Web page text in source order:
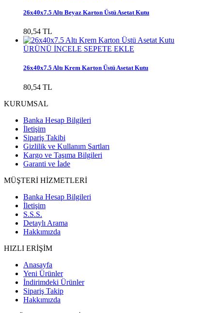
26x40x7.5 Altı Beyaz Karton Üstü Asetat Kutu
80,54 TL
ÜRÜNÜ İNCELE SEPETE EKLE
26x40x7.5 Altı Krem Karton Üstü Asetat Kutu
80,54 TL
KURUMSAL
Banka Hesap Bilgileri
İletişim
Sipariş Takibi
Gizlilik ve Kullanım Şartları
Kargo ve Taşıma Bilgileri
Garanti ve İade
MÜŞTERİ HİZMETLERİ
Banka Hesap Bilgileri
İletişim
S.S.S.
Detaylı Arama
Hakkımızda
HIZLI ERİŞİM
Anasayfa
Yeni Ürünler
İndirimdeki Ürünler
Sipariş Takip
Hakkımızda